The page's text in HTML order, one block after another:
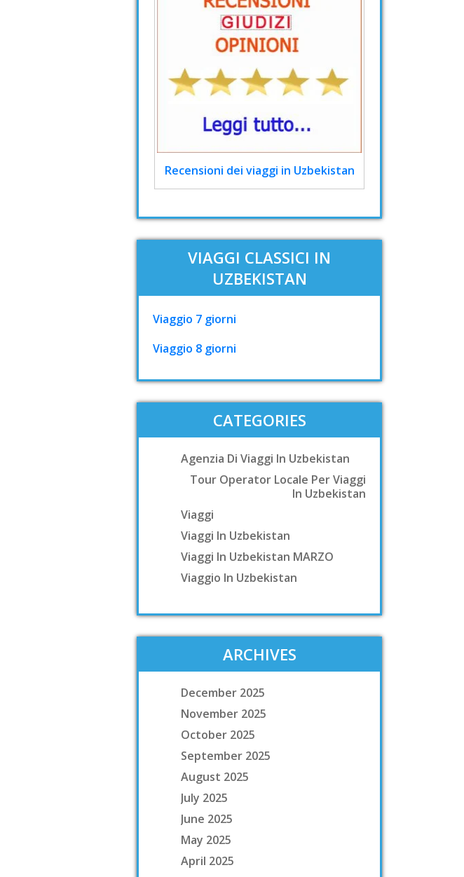
Recensioni dei viaggi in Uzbekistan
VIAGGI CLASSICI IN
UZBEKISTAN
Viaggio 7 giorni
Viaggio 8 giorni
CATEGORIES
Agenzia Di Viaggi In Uzbekistan
Tour Operator Locale Per Viaggi
In Uzbekistan
Viaggi
Viaggi In Uzbekistan
Viaggi In Uzbekistan MARZO
Viaggio In Uzbekistan
ARCHIVES
December 2025
November 2025
October 2025
September 2025
August 2025
July 2025
June 2025
May 2025
April 2025